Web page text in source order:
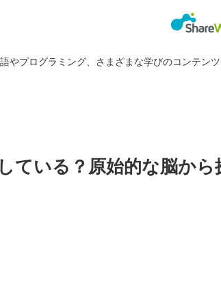
やプログラミング、さまざまな学びのコンテン
ている？原始的な脳から